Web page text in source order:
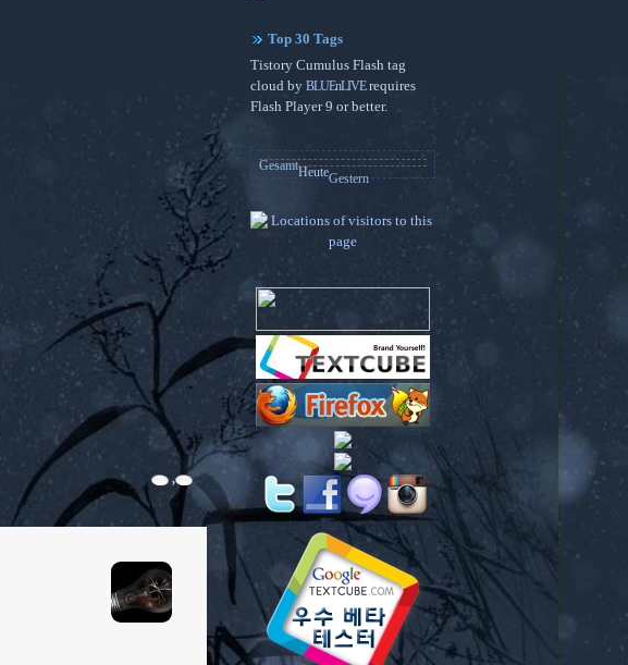
,
Top 30 Tags
Tistory Cumulus Flash tag
cloud by BLUEnLIVErequires
Flash Player 9 or better.
GesamtHeuteGestern